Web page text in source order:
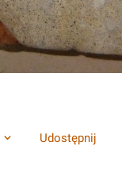
Udostępnij